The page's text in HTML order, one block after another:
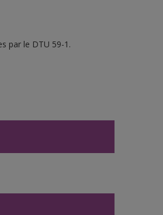
par le DTU 59-1.